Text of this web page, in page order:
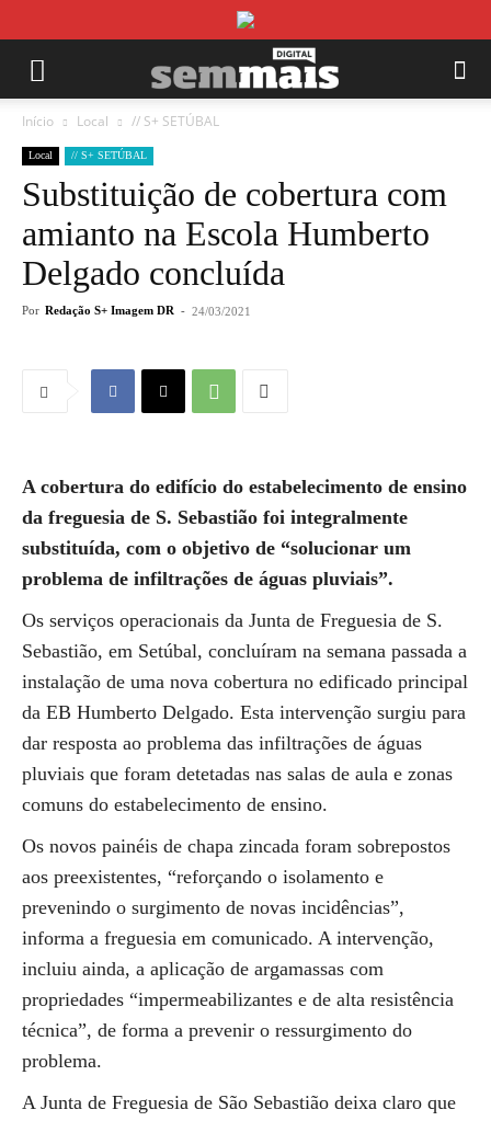
Início Local // S+ SETÚBAL
Local // S+ SETÚBAL
Substituição de cobertura com
amianto na Escola Humberto
Delgado concluída
Por Redação S+ Imagem DR - 24/03/2021
A cobertura do edifício do estabelecimento de ensino
da freguesia de S. Sebastião foi integralmente
substituída, com o objetivo de “solucionar um
problema de infiltrações de águas pluviais”.
Os serviços operacionais da Junta de Freguesia de S.
Sebastião, em Setúbal, concluíram na semana passada a
instalação de uma nova cobertura no edificado principal
da EB Humberto Delgado. Esta intervenção surgiu para
dar resposta ao problema das infiltrações de águas
pluviais que foram detetadas nas salas de aula e zonas
comuns do estabelecimento de ensino.
Os novos painéis de chapa zincada foram sobrepostos
aos preexistentes, “reforçando o isolamento e
prevenindo o surgimento de novas incidências”,
informa a freguesia em comunicado. A intervenção,
incluiu ainda, a aplicação de argamassas com
propriedades “impermeabilizantes e de alta resistência
técnica”, de forma a prevenir o ressurgimento do
problema.
A Junta de Freguesia de São Sebastião deixa claro que